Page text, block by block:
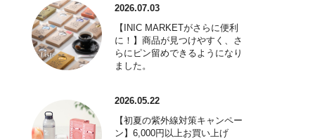
2026.07.03
【INIC MARKETがさらに便利
に！】商品が見つけやすく、さ
らにピン留めできるようになり
ました。
2026.05.22
【初夏の紫外線対策キャンペー
ン】6,000円以上お買い上げ